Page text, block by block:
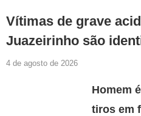
Vítimas de grave
Juazeirinho são
4 de agosto de 2026
Homem
tiros em